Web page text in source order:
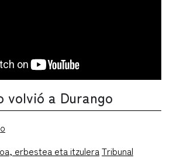
volvió a Durango
erbestea eta itzulera Tribunal